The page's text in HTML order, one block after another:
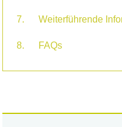
Weiterführende
FAQs